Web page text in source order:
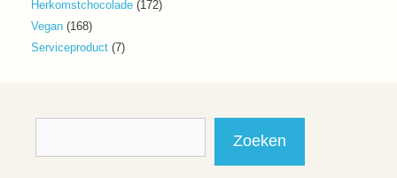
Herkomstchocolade 172172
Vegan 168168
producten
Serviceproduct 77
Zoeken